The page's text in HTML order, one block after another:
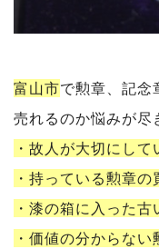
富山市で勲章、記念
売れるのか悩みが尽
・故人が大切にし
・持っている勲章
・漆の箱に入った
・価値の分からな